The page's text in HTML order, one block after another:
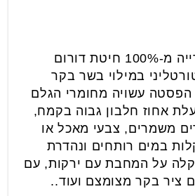
פסטה מצוננת טרייה מ-100% חיטת דורום
במילוי בשר בקר
עשויה מחומרי הגלם
אחוז חלבון גבוה בקמח,
משמרים, צבעי מאכל או
במים רותחים ונהדרת
על המחבת עם ירקות, עם
ציר בקר מצומצם ועוד..